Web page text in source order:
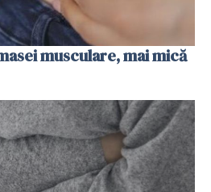
musculare, mai mică